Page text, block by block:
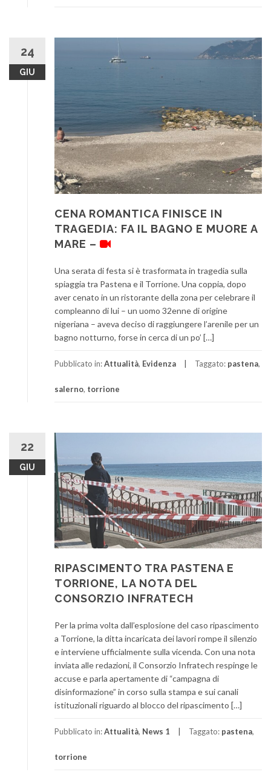
24
GIU
CENA ROMANTICA FINISCE IN
TRAGEDIA: FA IL BAGNO E MUORE A
MARE –
Una serata di festa si è trasformata in tragedia sulla
spiaggia tra Pastena e il Torrione. Una coppia, dopo
aver cenato in un ristorante della zona per celebrare il
compleanno di lui – un uomo 32enne di origine
nigeriana – aveva deciso di raggiungere l’arenile per un
bagno notturno, forse in cerca di un po’ […]
Pubblicato in:Attualità, Evidenza Taggato: pastena,
salerno, torrione
22
GIU
RIPASCIMENTO TRA PASTENA E
TORRIONE, LA NOTA DEL
CONSORZIO INFRATECH
Per la prima volta dall’esplosione del caso ripascimento
a Torrione, la ditta incaricata dei lavori rompe il silenzio
e interviene ufficialmente sulla vicenda. Con una nota
inviata alle redazioni, il Consorzio Infratech respinge le
accuse e parla apertamente di “campagna di
disinformazione” in corso sulla stampa e sui canali
istituzionali riguardo al blocco del ripascimento […]
Pubblicato in:Attualità, News 1 Taggato: pastena,
torrione